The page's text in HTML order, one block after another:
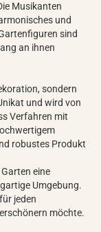
Musikanten
und
sind
an ihnen
sondern
und wird von
Verfahren mit
robustes Produkt
eine
Umgebung.
jeden
möchte.